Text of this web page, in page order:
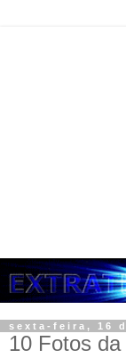
sexta-feira, 16
10 Fotos